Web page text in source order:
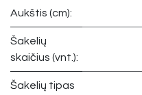
Aukštis (cm):
Šakelių
skaičius (vnt.):
Šakelių tipas